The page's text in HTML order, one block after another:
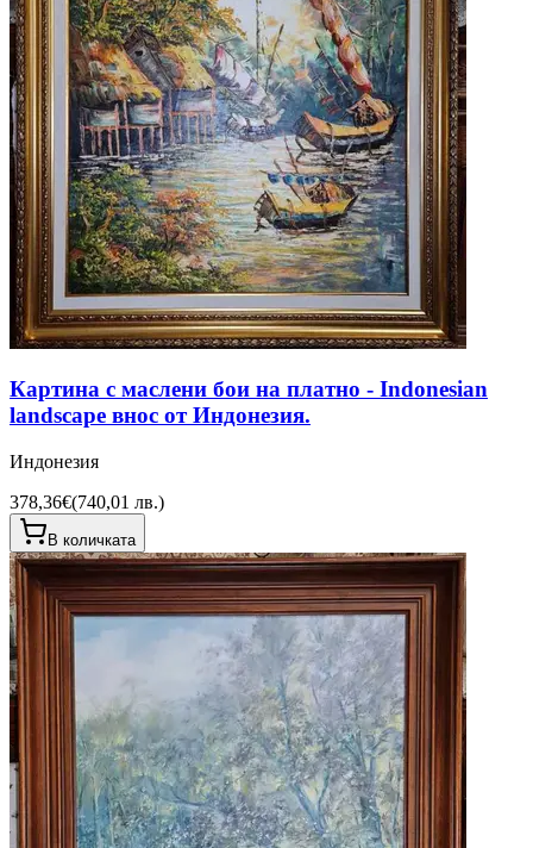
Картина с маслени бои на платно - Indonesian
landscape внос от Индонезия.
Индонезия
378,36€(740,01 лв.)
В количката